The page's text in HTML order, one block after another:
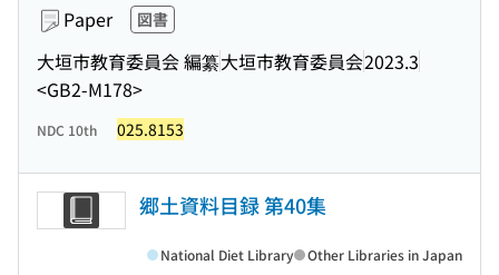
Paper 図書
大垣市教育委員会 編纂大垣市教育委員会2023.3
<GB2-M178>
NDC 10th 025.8153
郷土資料目録 第40集
National Diet Library Other Libraries in Japan